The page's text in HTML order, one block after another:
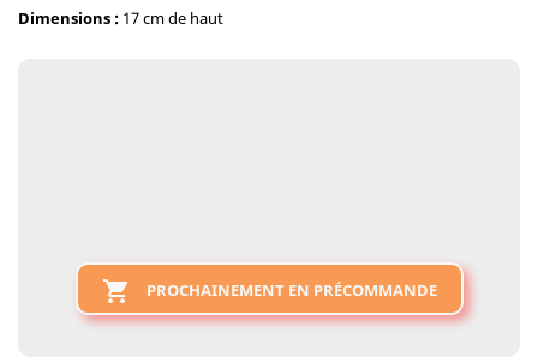
Dimensions : 17 cm de haut
 PROCHAINEMENT EN PRÉCOMMANDE